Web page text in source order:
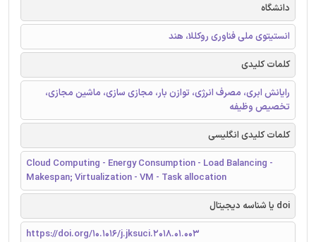
دانشگاه
انستیتوی ملی فناوری روکللا، هند
کلمات کلیدی
رایانش ابری، مصرف انرژی، توازن بار، مجازی سازی، ماشین مجازی،
تخصیص وظیفه
کلمات کلیدی انگلیسی
Cloud Computing - Energy Consumption - Load Balancing -
Makespan; Virtualization - VM - Task allocation
doi یا شناسه دیجیتال
https://doi.org/10.1016/j.jksuci.2018.01.003